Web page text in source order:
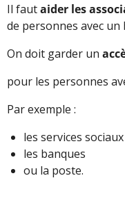
Il fautaider les
de personnes avec un
On doit garder un
pour les personnes
Par exemple :
les services sociaux
les banques
ou la poste.